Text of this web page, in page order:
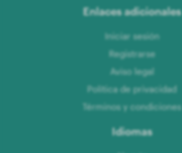
Enlaces adicionales
Iniciar sesión
Registrarse
Aviso legal
Política de privacidad
Términos y condiciones
Idiomas